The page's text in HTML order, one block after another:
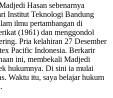
Hasan sebenarnya
Institut Teknologi Bandung
ilmu pertambangan di
(1961) dan menggondol
Pria kelahiran 27 Desember
Pacific Indonesia. Berkarir
ini, membekali Madjedi
hukumnya. Di sini ia mulai
Waktu itu, saya belajar hukum